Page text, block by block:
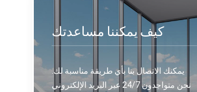
كيف يمكننا مساعدتك
يمكنك الاتصال بنا بأي طريقة مناسبة لك.
نحن متواجدون 24/7 عبر البريد الإلكتروني